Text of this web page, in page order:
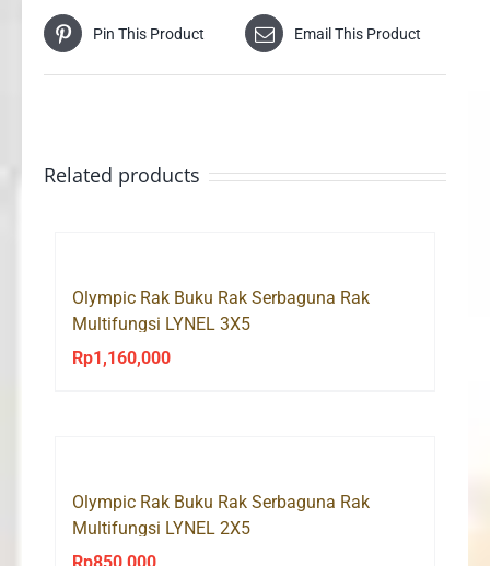
Pin This Product Email This Product
Related products
Olympic Rak Buku Rak Serbaguna Rak
Multifungsi LYNEL 3X5
Rp1,160,000
Olympic Rak Buku Rak Serbaguna Rak
Multifungsi LYNEL 2X5